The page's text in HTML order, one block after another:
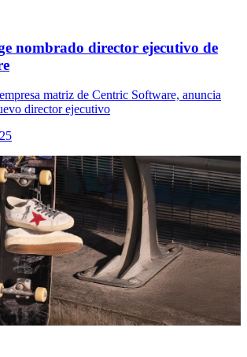
nombrado director ejecutivo de
matriz de Centric Software, anuncia
director ejecutivo